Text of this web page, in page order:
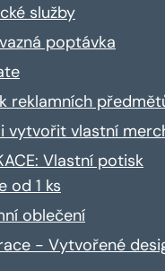
služby
poptávka
reklamních
vytvořit vlastní
Vlastní potisk
od 1 ks
oblečení
- Vytvořené